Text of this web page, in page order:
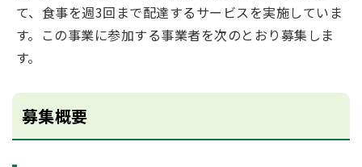
て、食事を週3回まで配達するサービスを実施していま
す。この事業に参加する事業者を次のとおり募集しま
す。
募集概要